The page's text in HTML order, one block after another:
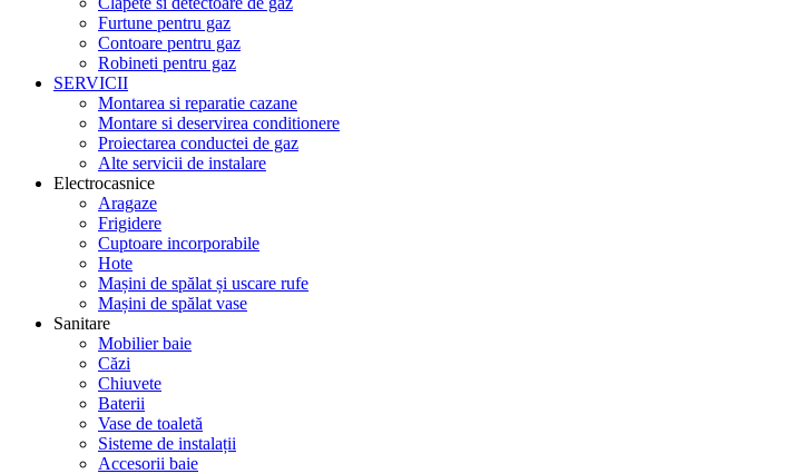
Furtune pentru gaz
Contoare pentru gaz
Robineti pentru gaz
SERVICII
Montarea si reparatie cazane
Montare si deservirea conditionere
Proiectarea conductei de gaz
Alte servicii de instalare
Electrocasnice
Aragaze
Frigidere
Cuptoare incorporabile
Hote
Mașini de spălat și uscare rufe
Mașini de spălat vase
Sanitare
Mobilier baie
Căzi
Chiuvete
Baterii
Vase de toaletă
Sisteme de instalații
Accesorii baie